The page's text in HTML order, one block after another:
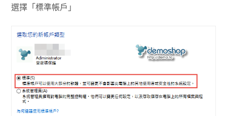
選擇「標準帳戶」